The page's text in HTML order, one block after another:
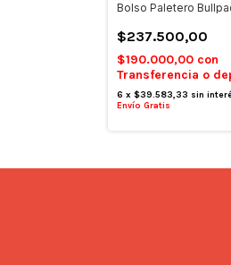
Bolso Paletero
$237.500,00
$190.000,00 con
Transferencia o
6 x $39.583,33 sin
Envío Gratis